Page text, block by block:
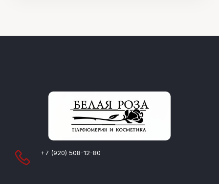
+7 (920) 508-12-80